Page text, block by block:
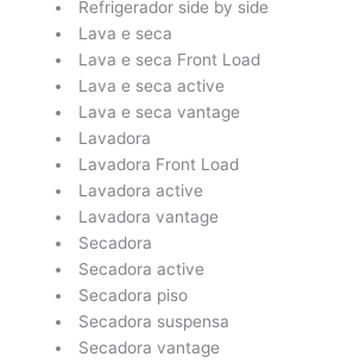
Refrigerador side by side
Lava e seca
Lava e seca Front Load
Lava e seca active
Lava e seca vantage
Lavadora
Lavadora Front Load
Lavadora active
Lavadora vantage
Secadora
Secadora active
Secadora piso
Secadora suspensa
Secadora vantage